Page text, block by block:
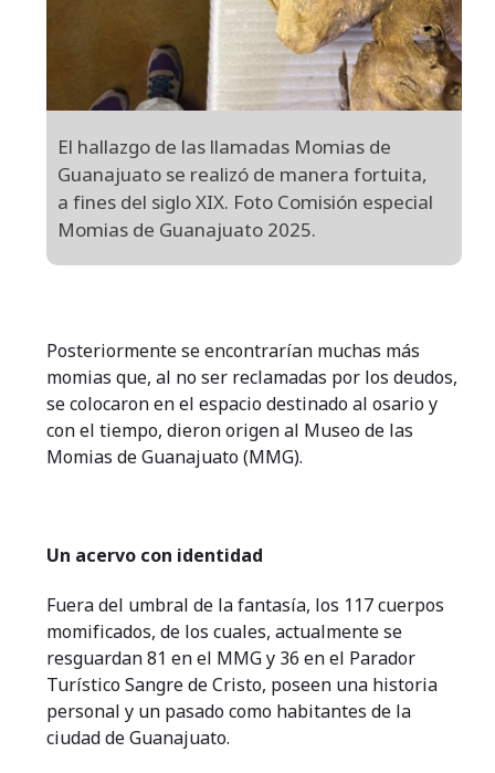
El hallazgo de las llamadas Momias de
Guanajuato se realizó de manera fortuita,
a fines del siglo XIX. Foto Comisión especial
Momias de Guanajuato 2025.
Posteriormente se encontrarían muchas más
momias que, al no ser reclamadas por los deudos,
se colocaron en el espacio destinado al osario y
con el tiempo, dieron origen al Museo de las
Momias de Guanajuato (MMG).
Un acervo con identidad
Fuera del umbral de la fantasía, los 117 cuerpos
momificados, de los cuales, actualmente se
resguardan 81 en el MMG y 36 en el Parador
Turístico Sangre de Cristo, poseen una historia
personal y un pasado como habitantes de la
ciudad de Guanajuato.